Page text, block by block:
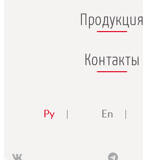
Продукция
Контакты
Ру En